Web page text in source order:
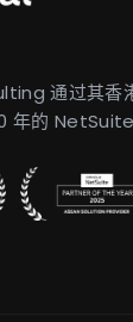
通过其香
年的 NetSuite